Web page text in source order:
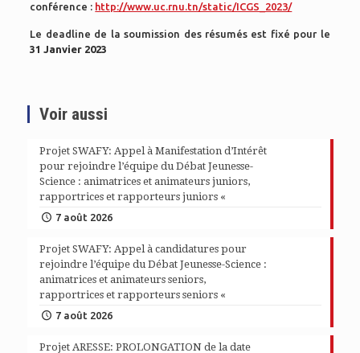
conférence : http://www.uc.rnu.tn/static/ICGS_2023/
Le deadline de la soumission des résumés est fixé pour le
31 Janvier 2023
Voir aussi
Projet SWAFY: Appel à Manifestation d’Intérêt
pour rejoindre l’équipe du Débat Jeunesse-
Science : animatrices et animateurs juniors,
rapportrices et rapporteurs juniors «
7 août 2026
Projet SWAFY: Appel à candidatures pour
rejoindre l’équipe du Débat Jeunesse-Science :
animatrices et animateurs seniors,
rapportrices et rapporteurs seniors «
7 août 2026
Projet ARESSE: PROLONGATION de la date